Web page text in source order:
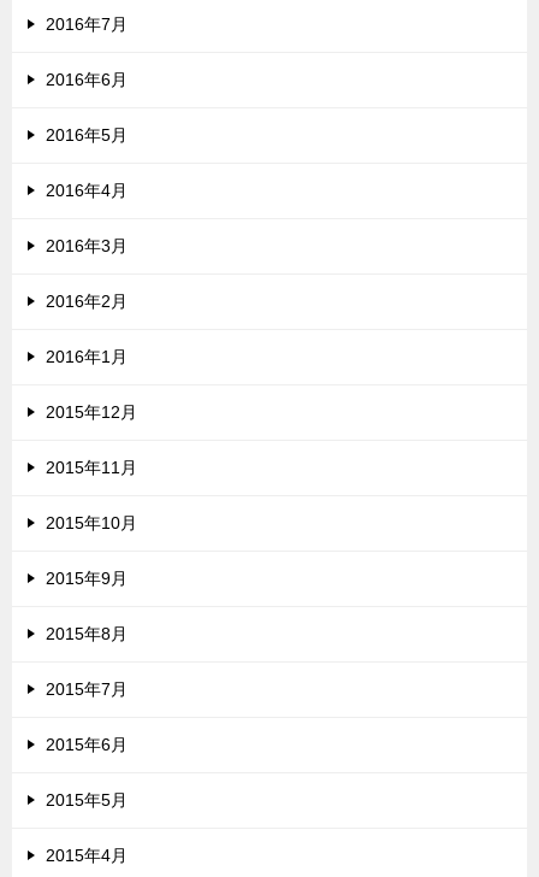
2016年7月
2016年6月
2016年5月
2016年4月
2016年3月
2016年2月
2016年1月
2015年12月
2015年11月
2015年10月
2015年9月
2015年8月
2015年7月
2015年6月
2015年5月
2015年4月